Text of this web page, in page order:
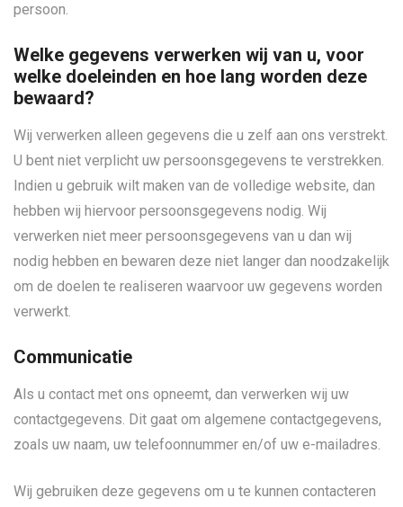
persoon.
Welke gegevens verwerken wij van u, voor
welke doeleinden en hoe lang worden deze
bewaard?
Wij verwerken alleen gegevens die u zelf aan ons verstrekt.
U bent niet verplicht uw persoonsgegevens te verstrekken.
Indien u gebruik wilt maken van de volledige website, dan
hebben wij hiervoor persoonsgegevens nodig. Wij
verwerken niet meer persoonsgegevens van u dan wij
nodig hebben en bewaren deze niet langer dan noodzakelijk
om de doelen te realiseren waarvoor uw gegevens worden
verwerkt.
Communicatie
Als u contact met ons opneemt, dan verwerken wij uw
contactgegevens. Dit gaat om algemene contactgegevens,
zoals uw naam, uw telefoonnummer en/of uw e-mailadres.
Wij gebruiken deze gegevens om u te kunnen contacteren